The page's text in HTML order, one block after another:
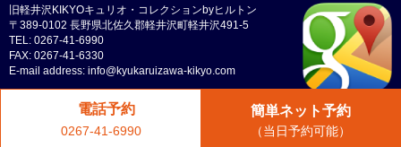
旧軽井沢KIKYOキュリオ・コレクションbyヒルトン
〒389-0102 長野県北佐久郡軽井沢町軽井沢491-5
TEL: 0267-41-6990
FAX: 0267-41-6330
E-mail address: info@kyukaruizawa-kikyo.com
プライバシーポリシー
Copyright © Tokyu Resorts & Stays Co., Ltd. All Rights Reserved.
電話予約
0267-41-6990
簡単ネット予約
（当日予約可能）